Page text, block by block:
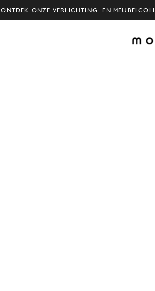
ONTDEK ONZE VERLICHTING- EN